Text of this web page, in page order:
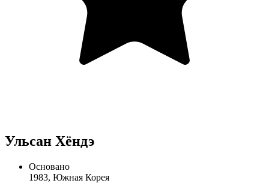
Ульсан Хёндэ
Основано
1983, Южная Корея